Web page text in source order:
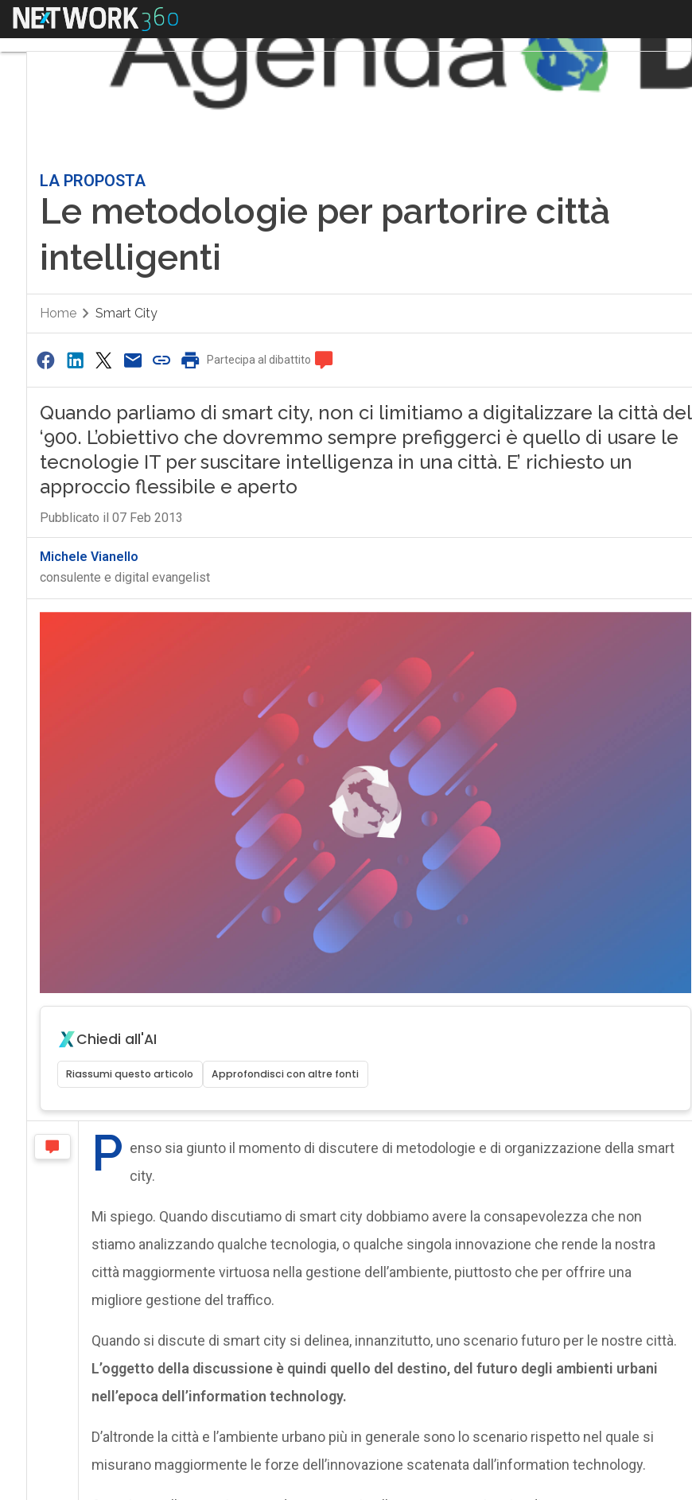
Menu
LA PROPOSTA
Le metodologie per partorire città
intelligenti
Home Smart City
Partecipa al dibattito
Quando parliamo di smart city, non ci limitiamo a digitalizzare la città del
‘900. L’obiettivo che dovremmo sempre prefiggerci è quello di usare le
tecnologie IT per suscitare intelligenza in una città. E’ richiesto un
approccio flessibile e aperto
Pubblicato il 07 Feb 2013
Michele Vianello
consulente e digital evangelist
Chiedi all'AI
Riassumi questo articolo Approfondisci con altre fonti
P enso sia giunto il momento di discutere di metodologie e di organizzazione della smart
city.
Mi spiego. Quando discutiamo di smart city dobbiamo avere la consapevolezza che non
stiamo analizzando qualche tecnologia, o qualche singola innovazione che rende la nostra
città maggiormente virtuosa nella gestione dell’ambiente, piuttosto che per offrire una
migliore gestione del traffico.
Quando si discute di smart city si delinea, innanzitutto, uno scenario futuro per le nostre città.
L’oggetto della discussione è quindi quello del destino, del futuro degli ambienti urbani
nell’epoca dell’information technology.
D’altronde la città e l’ambiente urbano più in generale sono lo scenario rispetto nel quale si
misurano maggiormente le forze dell’innovazione scatenata dall’information technology.